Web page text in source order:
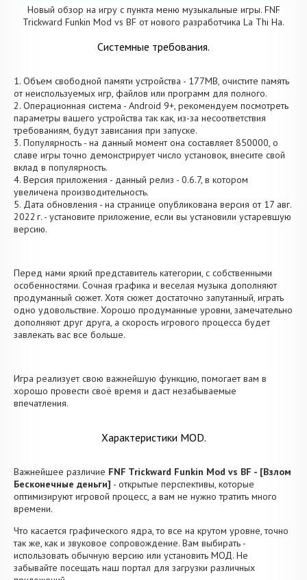
Новый обзор на игру с пункта меню музыкальные игры. FNF
Trickward Funkin Mod vs BF от нового разработчика La Thi Ha.
Системные требования.
1. Объем свободной памяти устройства - 177MB, очистите память
от неиспользуемых игр, файлов или программ для полного.
2. Операционная система - Android 9+, рекомендуем посмотреть
параметры вашего устройства так как, из-за несоответствия
требованиям, будут зависания при запуске.
3. Популярность - на данный момент она составляет 850000, о
cлаве игры точно демонстрирует число установок, внесите свой
вклад в популярность.
4. Версия приложения - данный релиз - 0.6.7, в котором
увеличена производительность.
5. Дата обновления - на странице опубликована версия от 17 авг.
2022 г. - установите приложение, если вы установили устаревшую
версию.
Перед нами яркий представитель категории, с собственными
особенностями. Сочная графика и веселая музыка дополняют
продуманный сюжет. Хотя сюжет достаточно запутанный, играть
одно удовольствие. Хорошо продуманные уровни, замечательно
дополняют друг друга, а скорость игрового процесса будет
завлекать вас все больше.
Игра реализует свою важнейшую функцию, помогает вам в
хорошо провести своё время и даст незабываемые
впечатления.
Характеристики MOD.
Важнейшее различие FNF Trickward Funkin Mod vs BF - [Взлом
Бесконечные деньги] - открытые перспективы, которые
оптимизируют игровой процесс, а вам не нужно тратить много
времени.
Что касается графического ядра, то все на крутом уровне, точно
так же, как и звуковое сопровождение. Вам выбирать -
использовать обычную версию или установить МОД. Не
забывайте посещать наш портал для загрузки различных